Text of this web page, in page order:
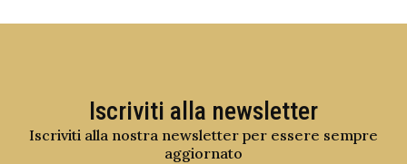
Iscriviti alla newsletter
Iscriviti alla nostra newsletter per essere sempre
aggiornato